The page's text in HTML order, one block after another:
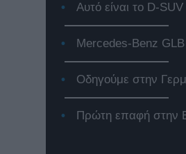
Αυτό είναι το D-
Mercedes-Benz
Οδηγούμε στην
Πρώτη επαφή στην